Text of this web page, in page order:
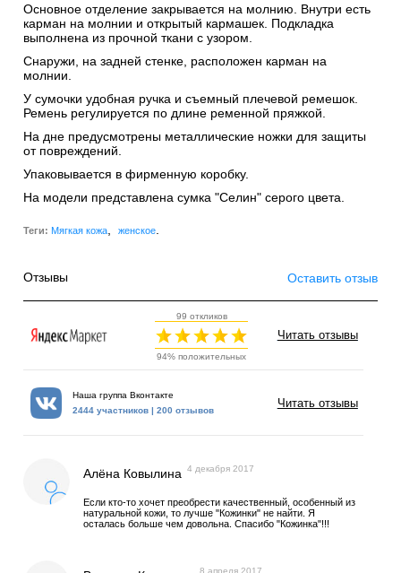
Основное отделение закрывается на молнию. Внутри есть
карман на молнии и открытый кармашек. Подкладка
выполнена из прочной ткани с узором.
Снаружи, на задней стенке, расположен карман на
молнии.
У сумочки удобная ручка и съемный плечевой ремешок.
Ремень регулируется по длине ременной пряжкой.
На дне предусмотрены металлические ножки для защиты
от повреждений.
Упаковывается в фирменную коробку.
На модели представлена сумка "Селин" серого цвета.
Теги: Мягкая кожа женское.
Отзывы Оставить отзыв
99 откликов
94% положительных
Читать отзывы
Наша группа Вконтакте
2444 участников | 200 отзывов
Читать отзывы
Алёна Ковылина 4 декабря 2017
Если кто-то хочет преобрести качественный, особенный из
натуральной кожи, то лучше "Кожинки" не найти. Я
осталась больше чем довольна. Спасибо "Кожинка"!!!
8 апреля 2017